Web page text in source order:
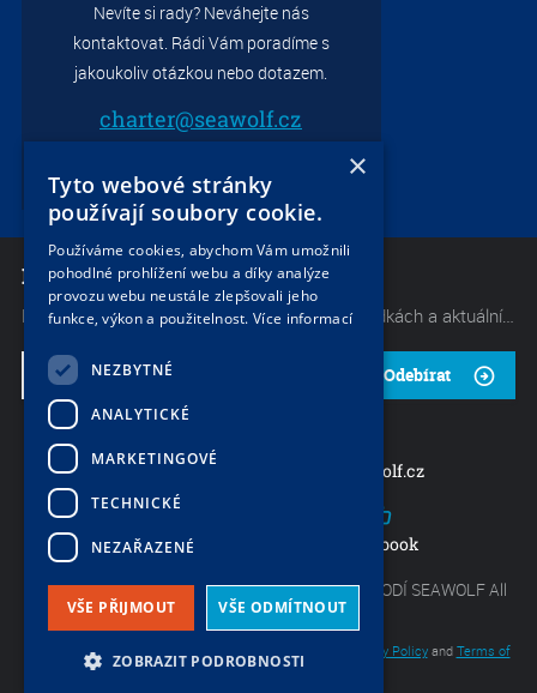
Nevíte si rady? Neváhejte nás
kontaktovat. Rádi Vám poradíme s
jakoukoliv otázkou nebo dotazem.
charter@seawolf.cz
NEWSLETTER
Mějte neustále přehled o těch nejlepších nabídkách a aktuálních akcích od naší společnosti. Začněte odebírat náš občasný zpravodaj.
Odebírat
+420 733 736 523 charter@seawolf.cz
Mezi vodami 29b, Praha 4 Facebook
Copyright by Největší nabídka lodí - CHARTER LODÍ SEAWOLF All
rights reserved.
This site is protected by reCAPTCHA and the Google Privacy Policyand Terms of
×
Tyto webové stránky
používají soubory cookie.
Používáme cookies, abychom Vám umožnili
pohodlné prohlížení webu a díky analýze
provozu webu neustále zlepšovali jeho
funkce, výkon a použitelnost.Více informací
NEZBYTNÉ
ANALYTICKÉ
MARKETINGOVÉ
TECHNICKÉ
NEZAŘAZENÉ
VŠE PŘIJMOUT VŠE ODMÍTNOUT
ZOBRAZIT PODROBNOSTI